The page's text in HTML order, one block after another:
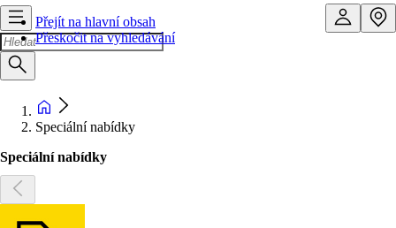
Přejít na hlavní obsah
Přeskočit na vyhledávání
Speciální nabídky
Speciální nabídky